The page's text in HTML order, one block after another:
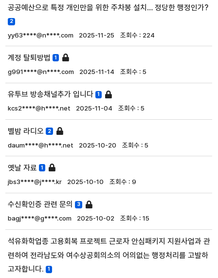
공공예산으로 특정 개인만을 위한 주차봉 설치… 정당한 행정인가?
2
yy63****@n****.com 2025-11-25 224
계정 탈퇴방법 1
g991****@n****.com 2025-11-14 5
유투브 방송채널추가 입니다 1
kcs2****@h****.net 2025-11-04 5
별밤 라디오 2
daum****@h****.net 2025-10-20 5
옛날 자료 1
jbs3****@j****.kr 2025-10-10 9
수신확인증 관련 문의 3
bagj****@g****.com 2025-10-02 15
석유화학업종 고용회복 프로젝트 근로자 안심패키지 지원사업과 관
련하여 전라남도와 여수상공회의소의 어의없는 행정처리를 고발하
고자합니다.
1